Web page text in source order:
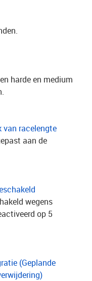
harde en medium
van racelengte
aan de
wegens
op 5
(Geplande